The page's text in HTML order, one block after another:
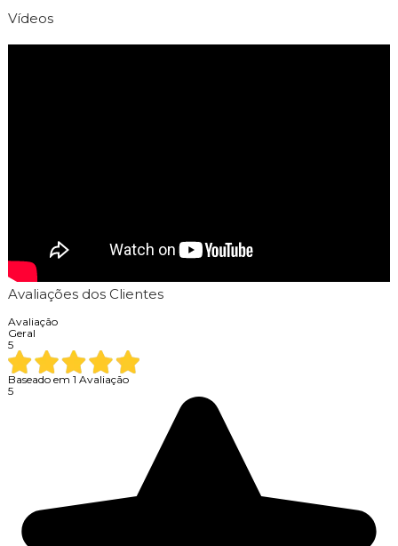
Vídeos
Avaliações dos Clientes
Avaliação
Geral
5
Baseado em 1 Avaliação
5